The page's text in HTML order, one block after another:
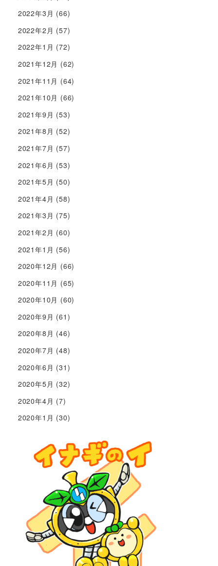
2022年3月 (66)
2022年2月 (57)
2022年1月 (72)
2021年12月 (62)
2021年11月 (64)
2021年10月 (66)
2021年9月 (53)
2021年8月 (52)
2021年7月 (57)
2021年6月 (53)
2021年5月 (50)
2021年4月 (58)
2021年3月 (75)
2021年2月 (60)
2021年1月 (56)
2020年12月 (66)
2020年11月 (65)
2020年10月 (60)
2020年9月 (61)
2020年8月 (46)
2020年7月 (48)
2020年6月 (31)
2020年5月 (32)
2020年4月 (7)
2020年1月 (30)